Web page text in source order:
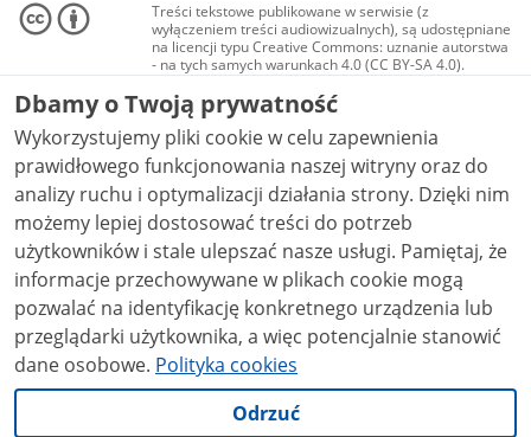
Treści tekstowe publikowane w serwisie (z
wyłączeniem treści audiowizualnych), są udostępniane
na licencji typu Creative Commons: uznanie autorstwa
- na tych samych warunkach 4.0 (CC BY-SA 4.0).
Materiały audiowizualne, w tym zdjęcia, materiały
audio i wideo, są udostępniane na licencji typu
Creative Commons: uznanie autorstwa użycie
niekomercyjne - bez utworów zależnych 4.0 (CC BY-
NC-ND 4.0), o ile nie jest to stwierdzone inaczej.
Dbamy o Twoją prywatność
Wykorzystujemy pliki cookie w celu zapewnienia
prawidłowego funkcjonowania naszej witryny oraz do
analizy ruchu i optymalizacji działania strony. Dzięki nim
możemy lepiej dostosować treści do potrzeb
użytkowników i stale ulepszać nasze usługi. Pamiętaj, że
informacje przechowywane w plikach cookie mogą
pozwalać na identyfikację konkretnego urządzenia lub
przeglądarki użytkownika, a więc potencjalnie stanowić
dane osobowe. Polityka cookies
Odrzuć